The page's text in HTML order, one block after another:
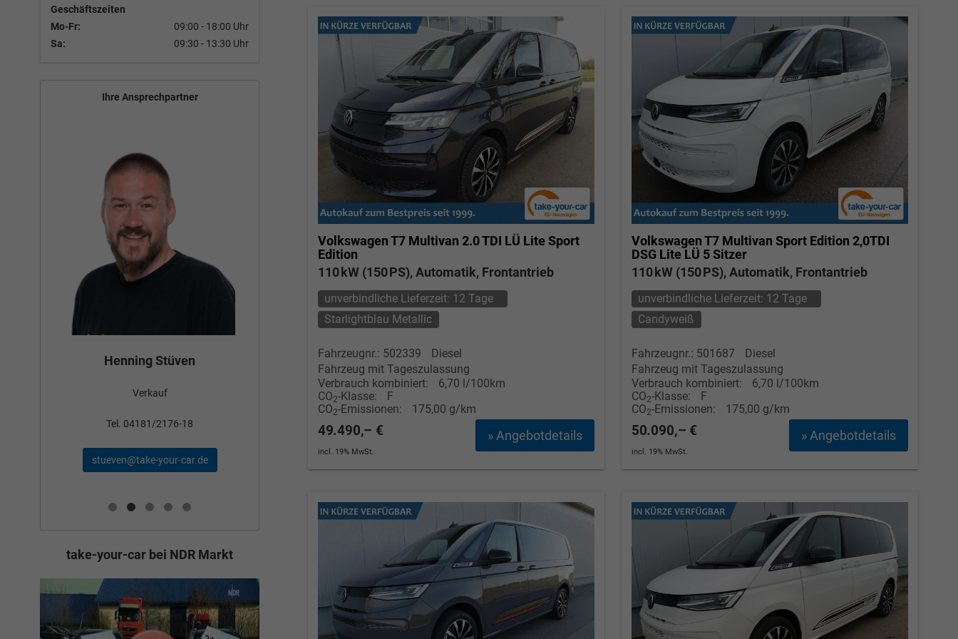
Volkswagen T7 Multivan 2.0 TDI LÜ Lite Sport
Edition
110 kW (150 PS), Automatik, Frontantrieb
unverbindliche Lieferzeit: 12 Tage
Starlightblau Metallic
Fahrzeugnr.: 502339
Diesel
Fahrzeug mit Tageszulassung
Verbrauch kombiniert:
6,70 l/100km
CO2-Klasse:
F
CO2-Emissionen: 175,00 g/km
» Angebotdetails
49.490,– €
incl. 19% MwSt.
Volkswagen T7 Multivan Sport Edition 2,0TDI
DSG Lite LÜ 5 Sitzer
110 kW (150 PS), Automatik, Frontantrieb
unverbindliche Lieferzeit: 12 Tage
Candyweiß
Fahrzeugnr.: 501687
Diesel
Fahrzeug mit Tageszulassung
Verbrauch kombiniert:
6,70 l/100km
CO2-Klasse:
F
CO2-Emissionen: 175,00 g/km
» Angebotdetails
50.090,– €
incl. 19% MwSt.
Geschäftszeiten
Mo-Fr:
09:00 - 18:00 Uhr
Sa:
09:30 - 13:30 Uhr
Ihre Ansprechpartner
Henning Stüven
Verkauf
Tel. 04181/2176-18
stueven@take-your-car.de
Bünyamin Schael
Verkauf
Tel. 04181/2176-24 Tel. 04181/2176-21
Elvedin Calakovic
Verkauf
Tel. 04181/2176-27
take-your-car bei NDR Markt